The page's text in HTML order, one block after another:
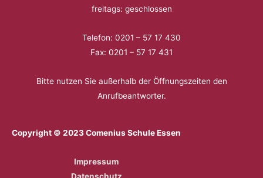
freitags: geschlossen
Telefon: 0201 – 57 17 430
Fax: 0201 – 57 17 431
Bitte nutzen Sie außerhalb der Öffnungszeiten den
Anrufbeantworter.
Copyright © 2023 Comenius Schule Essen
Impressum
Datenschutz